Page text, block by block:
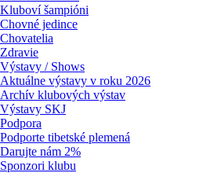
Kluboví šampióni
Chovné jedince
Chovatelia
Zdravie
Výstavy / Shows
Aktuálne výstavy v roku 2026
Archív klubových výstav
Výstavy SKJ
Podpora
Podporte tibetské plemená
Darujte nám 2%
Sponzori klubu